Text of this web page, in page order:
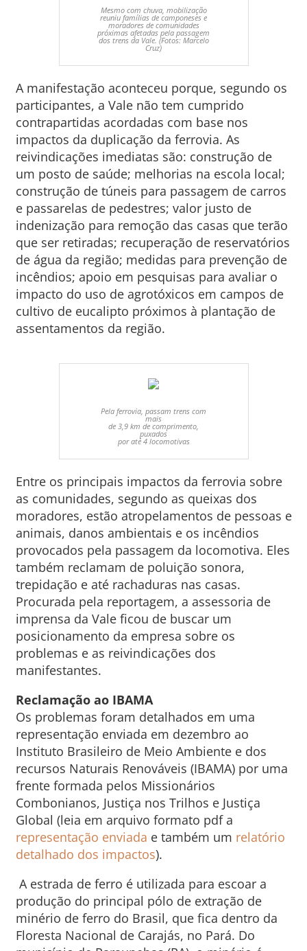
Mesmo com chuva, mobilização
reuniu famílias de camponeses e
moradores de comunidades
próximas afetadas pela passagem
dos trens da Vale. (Fotos: Marcelo
Cruz)
A manifestação aconteceu porque, segundo os
participantes, a Vale não tem cumprido
contrapartidas acordadas com base nos
impactos da duplicação da ferrovia. As
reivindicações imediatas são: construção de
um posto de saúde; melhorias na escola local;
construção de túneis para passagem de carros
e passarelas de pedestres; valor justo de
indenização para remoção das casas que terão
que ser retiradas; recuperação de reservatórios
de água da região; medidas para prevenção de
incêndios; apoio em pesquisas para avaliar o
impacto do uso de agrotóxicos em campos de
cultivo de eucalipto próximos à plantação de
assentamentos da região.
Pela ferrovia, passam trens com
mais
de 3,9 km de comprimento,
puxados
por até 4 locomotivas
Entre os principais impactos da ferrovia sobre
as comunidades, segundo as queixas dos
moradores, estão atropelamentos de pessoas e
animais, danos ambientais e os incêndios
provocados pela passagem da locomotiva. Eles
também reclamam de poluição sonora,
trepidação e até rachaduras nas casas.
Procurada pela reportagem, a assessoria de
imprensa da Vale ficou de buscar um
posicionamento da empresa sobre os
problemas e as reivindicações dos
manifestantes.
Reclamação ao IBAMA
Os problemas foram detalhados em uma
representação enviada em dezembro ao
Instituto Brasileiro de Meio Ambiente e dos
recursos Naturais Renováveis (IBAMA) por uma
frente formada pelos Missionários
Combonianos, Justiça nos Trilhos e Justiça
Global (leia em arquivo formato pdf a
representação enviada e também um relatório
detalhado dos impactos).
A estrada de ferro é utilizada para escoar a
produção do principal pólo de extração de
minério de ferro do Brasil, que fica dentro da
Floresta Nacional de Carajás, no Pará. Do